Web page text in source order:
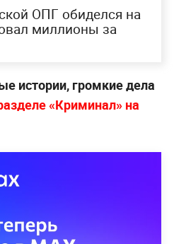
ОПГ обиделся на
миллионы за
истории, громкие дела
«Криминал» на